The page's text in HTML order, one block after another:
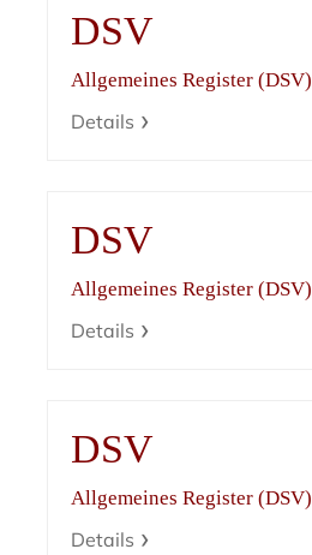
DSV
Allgemeines Register (DSV)
Details
DSV
Allgemeines Register (DSV)
Details
DSV
Allgemeines Register (DSV)
Details